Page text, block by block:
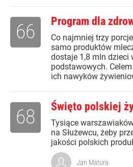
Program dla
Co najmniej trzy
samo produktów
dostaje 1,8 mln dzieci
podstawowych.
ich nawyków
66
Święto polskiej
Tysiące
na Służewcu, żeby
jakości polskich
68
Jan Matura